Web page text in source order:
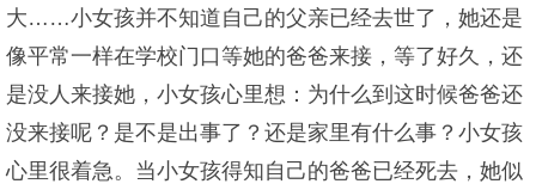
大……小女孩并不知道自己的父亲已经去世了，她还是
像平常一样在学校门口等她的爸爸来接，等了好久，还
是没人来接她，小女孩心里想：为什么到这时候爸爸还
没来接呢？是不是出事了？还是家里有什么事？小女孩
心里很着急。当小女孩得知自己的爸爸已经死去，她似